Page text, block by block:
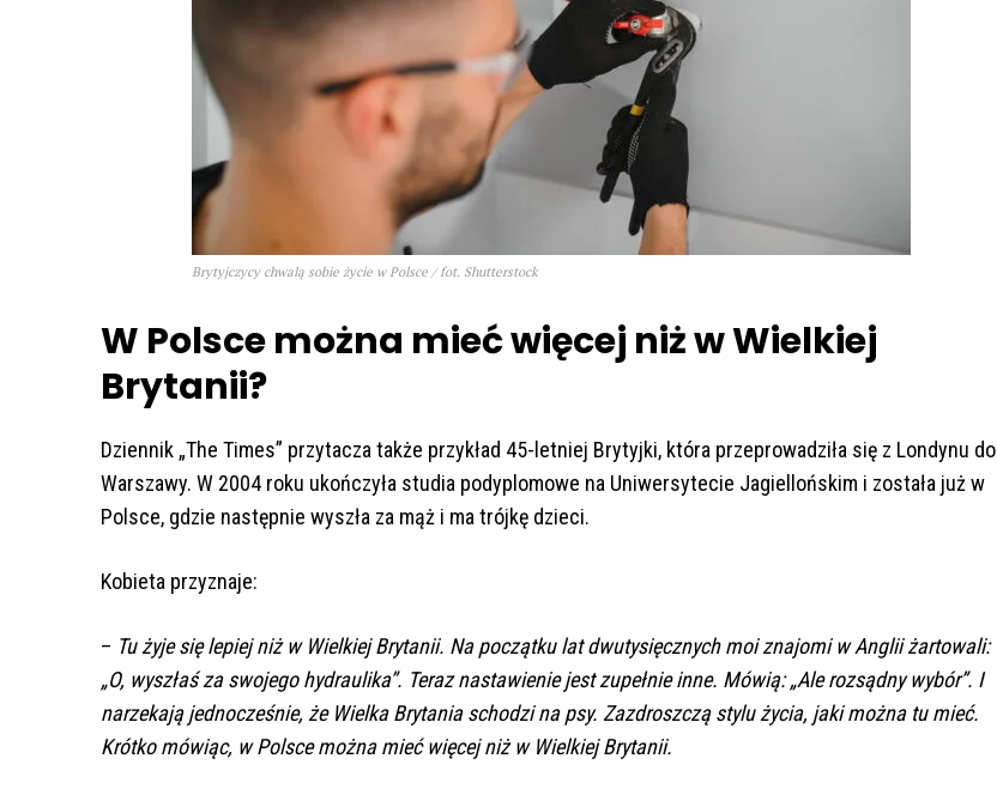
Brytyjczycy chwalą sobie życie w Polsce / fot. Shutterstock
W Polsce można mieć więcej niż w Wielkiej
Brytanii?
Dziennik „The Times” przytacza także przykład 45-letniej Brytyjki, która przeprowadziła się z Londynu do
Warszawy. W 2004 roku ukończyła studia podyplomowe na Uniwersytecie Jagiellońskim i została już w
Polsce, gdzie następnie wyszła za mąż i ma trójkę dzieci.
Kobieta przyznaje:
– Tu żyje się lepiej niż w Wielkiej Brytanii. Na początku lat dwutysięcznych moi znajomi w Anglii żartowali:
„O, wyszłaś za swojego hydraulika”. Teraz nastawienie jest zupełnie inne. Mówią: „Ale rozsądny wybór”. I
narzekają jednocześnie, że Wielka Brytania schodzi na psy. Zazdroszczą stylu życia, jaki można tu mieć.
Krótko mówiąc, w Polsce można mieć więcej niż w Wielkiej Brytanii.